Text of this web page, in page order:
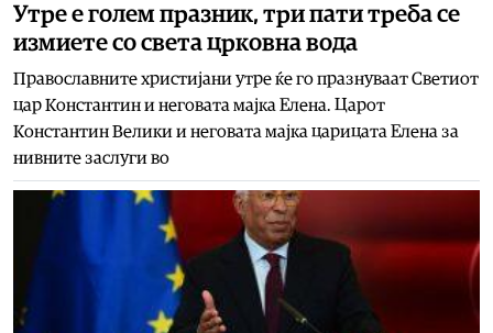
Утре е голем празник, три пати треба се
измиете со света црковна вода
Православните христијани утре ќе го празнуваат Светиот
цар Константин и неговата мајка Елена. Царот
Константин Велики и неговата мајка царицата Елена за
нивните заслуги во